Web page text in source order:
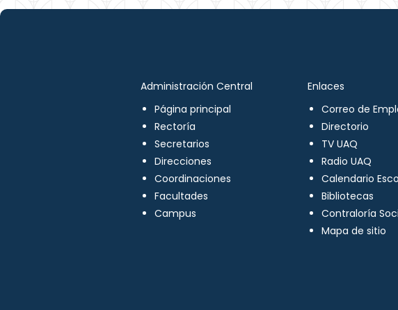
Administración Central
Página principal
Rectoría
Secretarios
Direcciones
Coordinaciones
Facultades
Campus
Enlaces
Correo de
Directorio
TV UAQ
Radio UAQ
Calendario
Bibliotecas
Contraloría
Mapa de sitio